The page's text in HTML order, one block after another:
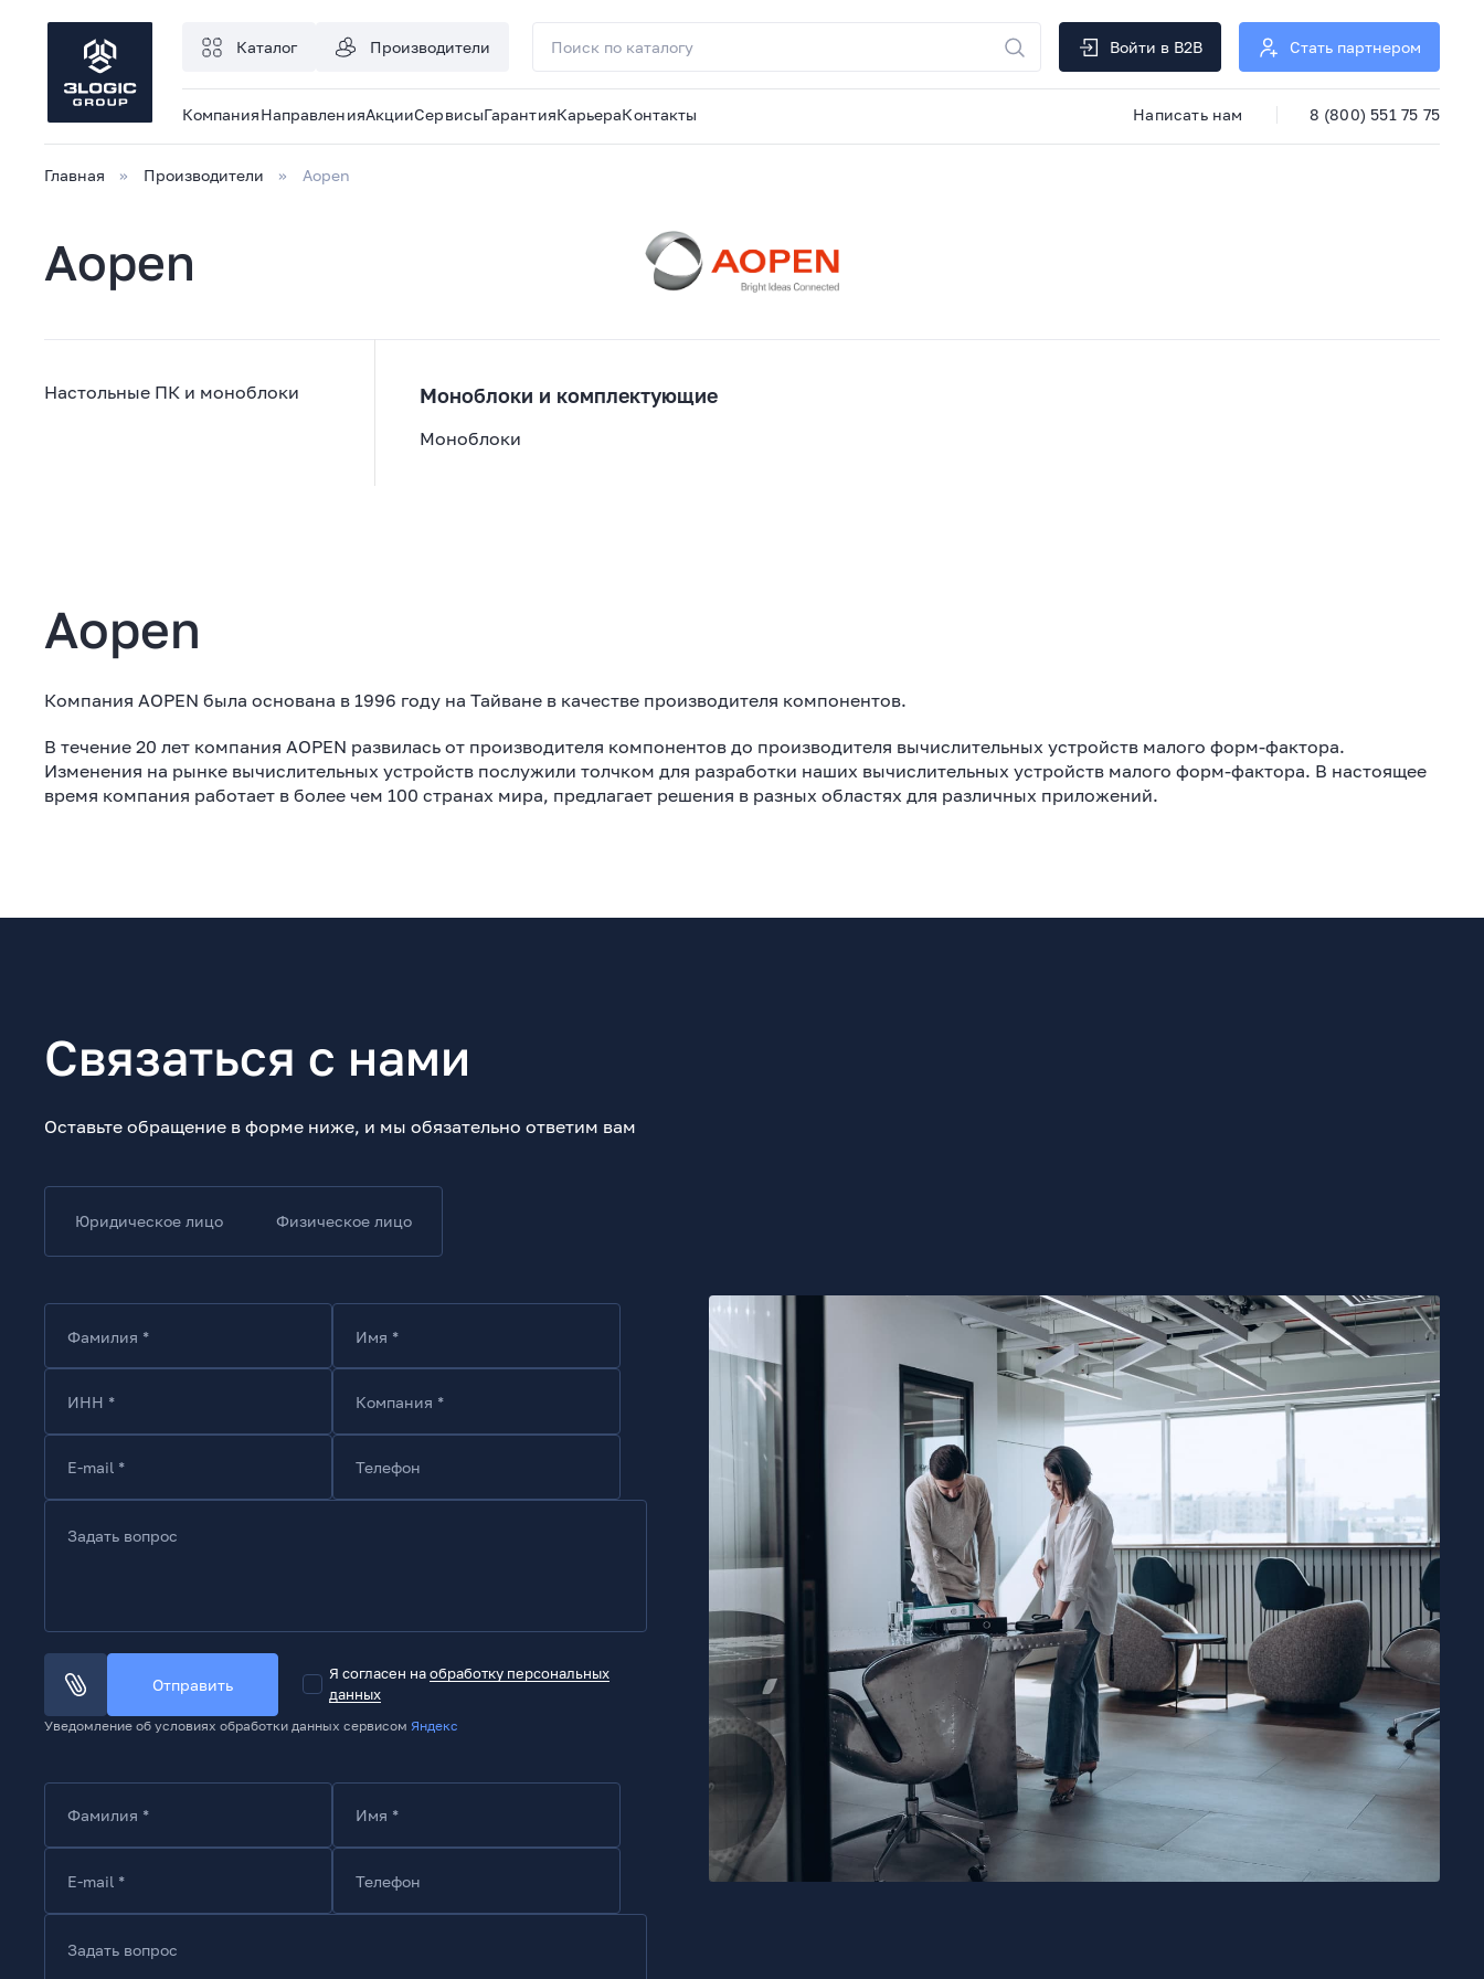
Каталог Производители Войти в B2B Стать партнером
КомпанияНаправленияАкцииСервисыГарантияКарьераКонтакты Написать нам 8 (800) 551 75 75
Главная Производители Aopen
Aopen
Настольные ПК и моноблоки Моноблоки и комплектующие
Моноблоки
Aopen
Компания AOPEN была основана в 1996 году на Тайване в качестве производителя компонентов.
В течение 20 лет компания AOPEN развилась от производителя компонентов до производителя вычислительных устройств малого форм-фактора.
Изменения на рынке вычислительных устройств послужили толчком для разработки наших вычислительных устройств малого форм-фактора. В настоящее
время компания работает в более чем 100 странах мира, предлагает решения в разных областях для различных приложений.
Связаться с нами
Оставьте обращение в форме ниже, и мы обязательно ответим вам
Юридическое лицо Физическое лицо
Фамилия * Имя *
ИНН * Компания *
E-mail * Телефон
Задать вопрос
Отправить
Я согласен наобработку персональных
данных
Уведомление об условиях обработки данных сервисом Яндекс
Фамилия * Имя *
E-mail * Телефон
Задать вопрос